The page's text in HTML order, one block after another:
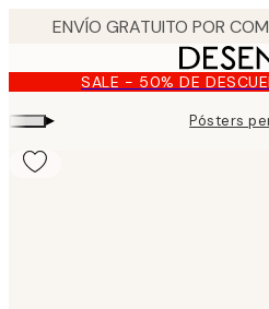
content.SALE - 50% DE
▸ Pósters